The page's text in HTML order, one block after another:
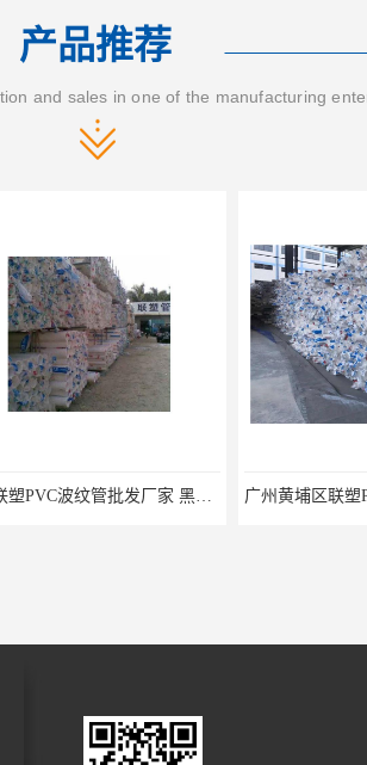
产品推荐
and sales in one of the manufacturing
惠州联塑PVC波纹管批发厂家 黑色pvc管 欢迎电话咨询 量多价优